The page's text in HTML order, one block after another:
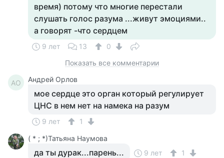
время) потому что многие перестали
слушать голос разума ...живут эмоциями..
а говорят -что сердцем
9 лет 13
0
Показать все комментарии
АО Андрей Орлов
мое сердце это орган который регулирует
ЦНС в нем нет на намека на разум
9 лет
1
( * ; *)Татьяна Наумова
да ты дурак...парень... 9 лет 1